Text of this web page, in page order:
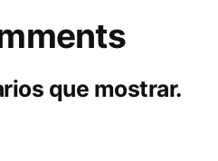
que mostrar.